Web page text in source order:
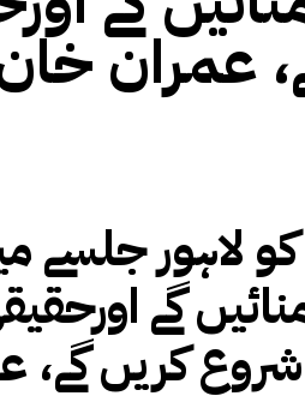
عمران
گے
کریں گے،